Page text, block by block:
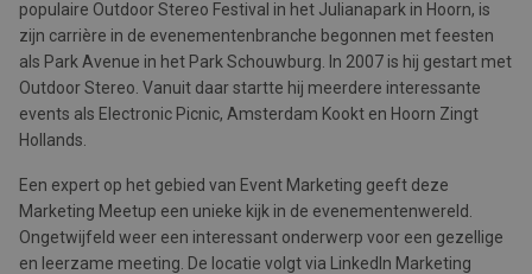
populaire Outdoor Stereo Festival in het Julianapark in Hoorn, is
zijn carrière in de evenementenbranche begonnen met feesten
als Park Avenue in het Park Schouwburg. In 2007 is hij gestart met
Outdoor Stereo. Vanuit daar startte hij meerdere interessante
events als Electronic Picnic, Amsterdam Kookt en Hoorn Zingt
Hollands.
Een expert op het gebied van Event Marketing geeft deze
Marketing Meetup een unieke kijk in de evenementenwereld.
Ongetwijfeld weer een interessant onderwerp voor een gezellige
en leerzame meeting. De locatie volgt via LinkedIn Marketing